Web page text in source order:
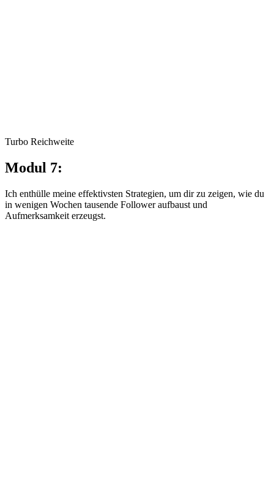
Turbo Reichweite
Modul 7:
Ich enthülle meine effektivsten Strategien, um dir zu zeigen, wie du
in wenigen Wochen tausende Follower aufbaust und
Aufmerksamkeit erzeugst.